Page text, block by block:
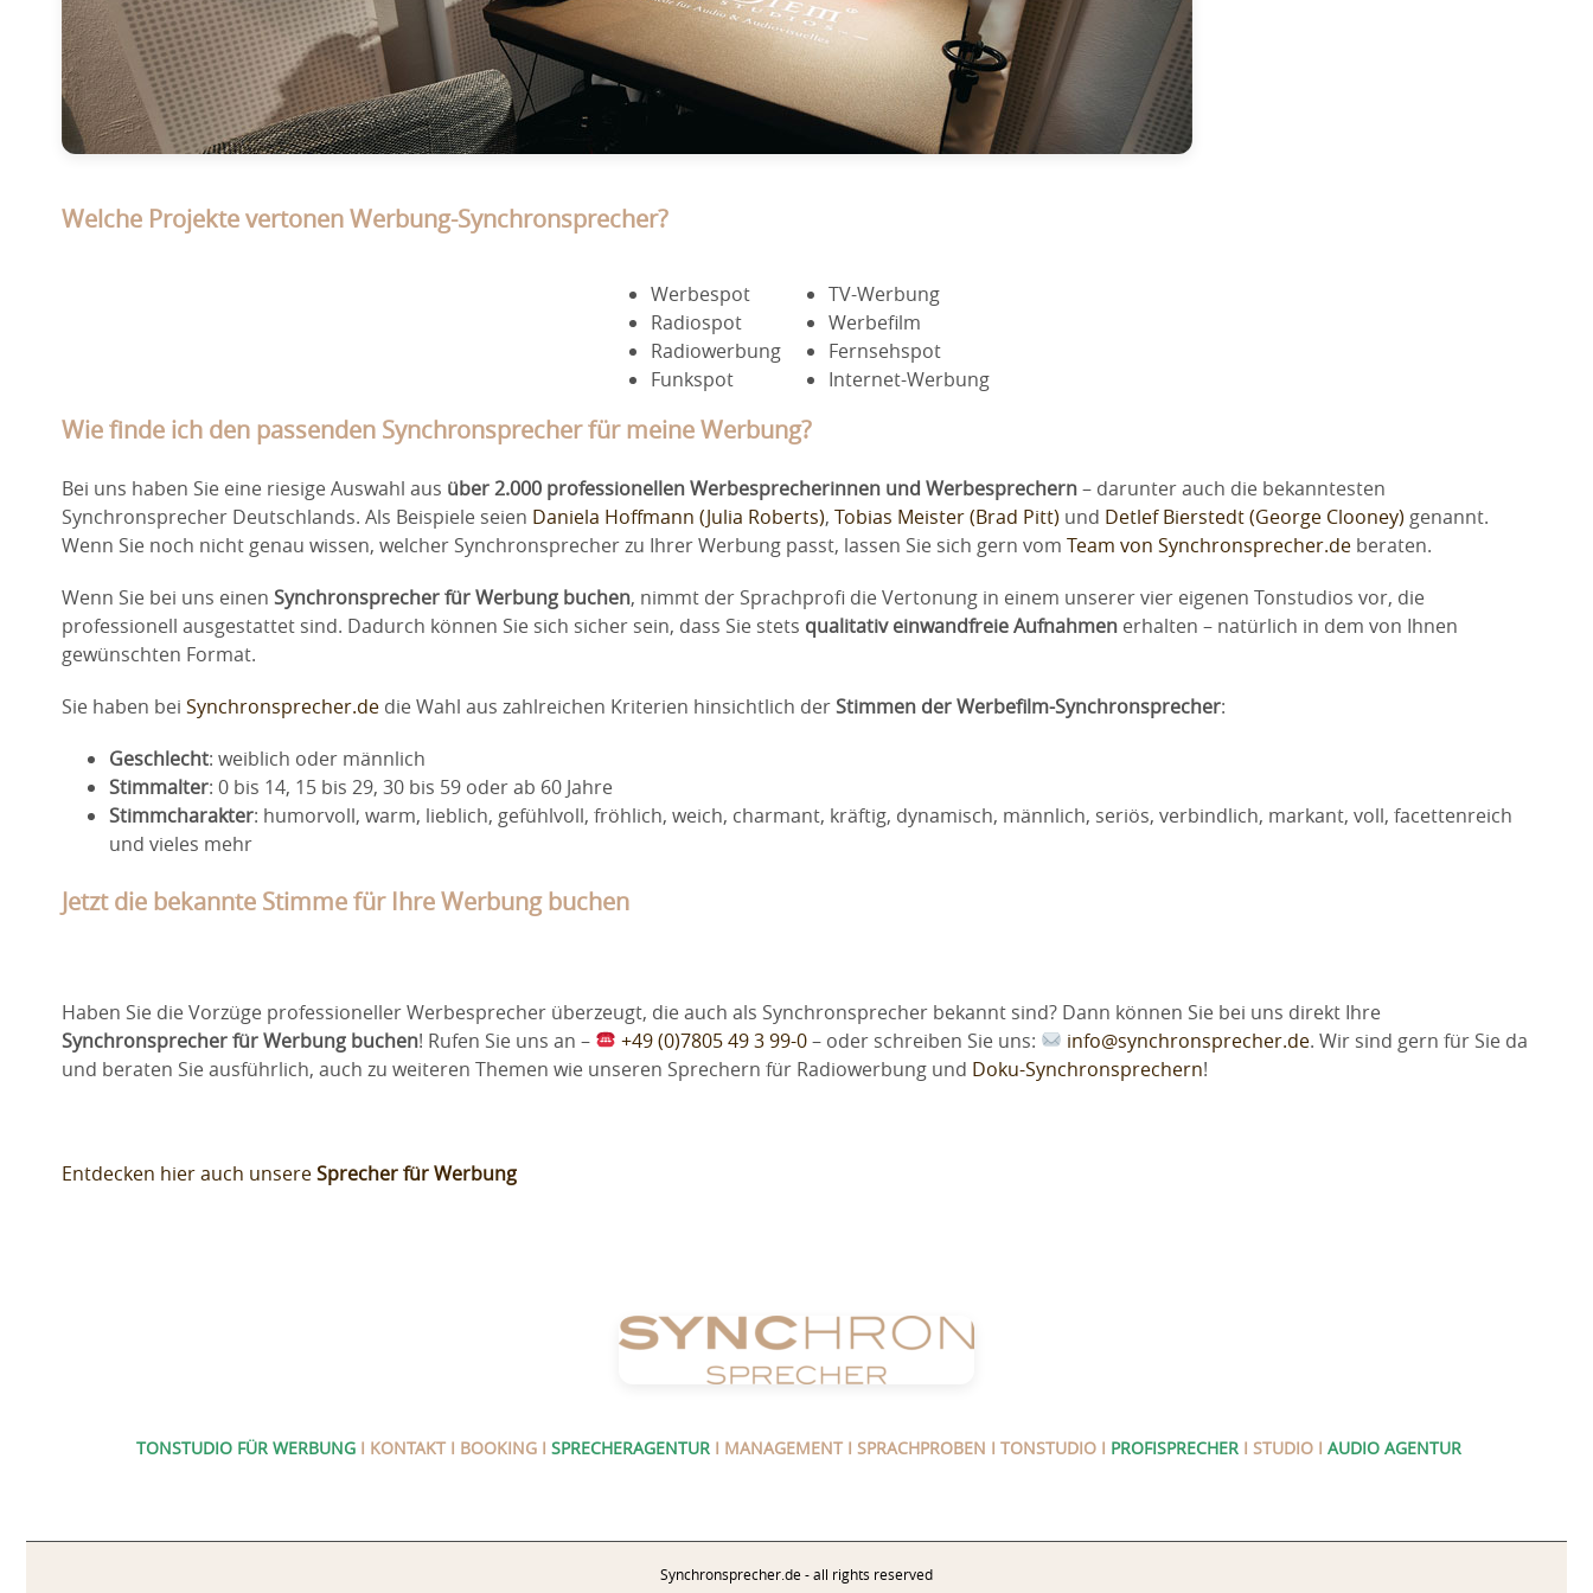
Welche Projekte vertonen Werbung-Synchronsprecher?
Werbespot
Radiospot
Radiowerbung
Funkspot
TV-Werbung
Werbefilm
Fernsehspot
Internet-Werbung
Wie finde ich den passenden Synchronsprecher für meine Werbung?
Bei uns haben Sie eine riesige Auswahl aus über 2.000 professionellen Werbesprecherinnen und Werbesprechern– darunter auch die bekanntesten
Synchronsprecher Deutschlands. Als Beispiele seien Daniela Hoffmann (Julia Roberts), Tobias Meister (Brad Pitt) und Detlef Bierstedt (George Clooney) genannt.
Wenn Sie noch nicht genau wissen, welcher Synchronsprecher zu Ihrer Werbung passt, lassen Sie sich gern vom Team von Synchronsprecher.de beraten.
Wenn Sie bei uns einen Synchronsprecher für Werbung buchen, nimmt der Sprachprofi die Vertonung in einem unserer vier eigenen Tonstudios vor, die
professionell ausgestattet sind. Dadurch können Sie sich sicher sein, dass Sie stets qualitativ einwandfreie Aufnahmen erhalten – natürlich in dem von Ihnen
gewünschten Format.
Sie haben bei Synchronsprecher.de die Wahl aus zahlreichen Kriterien hinsichtlich derStimmen der Werbefilm-Synchronsprecher:
Geschlecht: weiblich oder männlich
Stimmalter: 0 bis 14, 15 bis 29, 30 bis 59 oder ab 60 Jahre
Stimmcharakter: humorvoll, warm, lieblich, gefühlvoll, fröhlich, weich, charmant, kräftig, dynamisch, männlich, seriös, verbindlich, markant, voll, facettenreich
und vieles mehr
Jetzt die bekannte Stimme für Ihre Werbung buchen
Haben Sie die Vorzüge professioneller Werbesprecher überzeugt, die auch als Synchronsprecher bekannt sind? Dann können Sie bei uns direkt Ihre
Synchronsprecher für Werbung buchen! Rufen Sie uns an – +49 (0)7805 49 3 99-0– oder schreiben Sie uns: info@synchronsprecher.de. Wir sind gern für Sie da
und beraten Sie ausführlich, auch zu weiteren Themen wie unseren Sprechern für Radiowerbung und Doku-Synchronsprechern!
Entdecken hier auch unsereSprecher für Werbung
TONSTUDIO FÜR WERBUNG I KONTAKT I BOOKING I SPRECHERAGENTUR I MANAGEMENT I SPRACHPROBEN I TONSTUDIO I PROFISPRECHER I STUDIO I AUDIO AGENTUR
Synchronsprecher.de - all rights reserved